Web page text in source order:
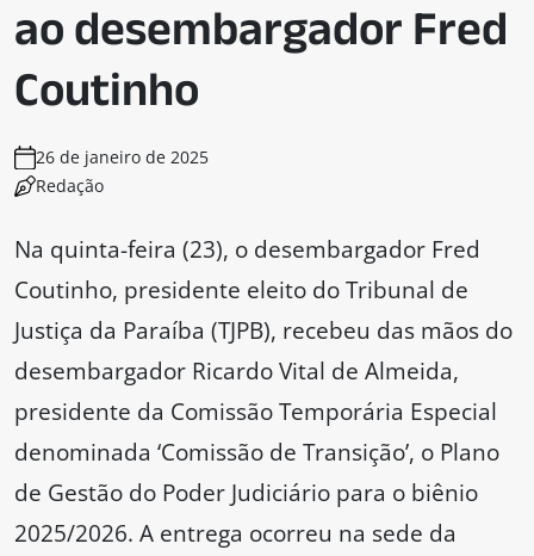
ao desembargador Fred
Coutinho
26 de janeiro de 2025
Redação
Na quinta-feira (23), o desembargador Fred
Coutinho, presidente eleito do Tribunal de
Justiça da Paraíba (TJPB), recebeu das mãos do
desembargador Ricardo Vital de Almeida,
presidente da Comissão Temporária Especial
denominada ‘Comissão de Transição’, o Plano
de Gestão do Poder Judiciário para o biênio
2025/2026. A entrega ocorreu na sede da